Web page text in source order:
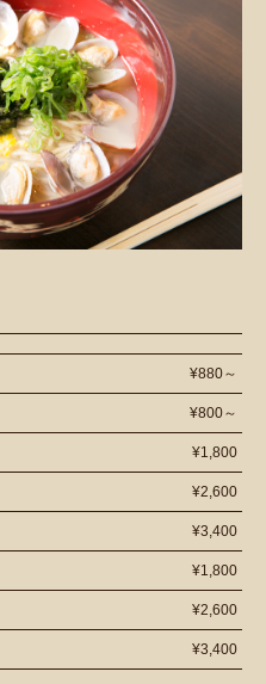
¥880～
¥800～
¥1,800
¥2,600
¥3,400
¥1,800
¥2,600
¥3,400